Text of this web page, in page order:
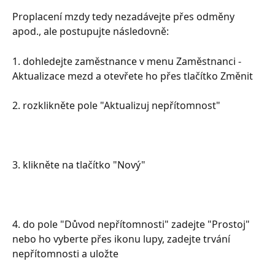
Proplacení mzdy tedy nezadávejte přes odměny
apod., ale postupujte následovně:
1. dohledejte zaměstnance v menu Zaměstnanci -
Aktualizace mezd a otevřete ho přes tlačítko Změnit
2. rozklikněte pole "Aktualizuj nepřítomnost"
3. klikněte na tlačítko "Nový"
4. do pole "Důvod nepřítomnosti" zadejte "Prostoj"
nebo ho vyberte přes ikonu lupy, zadejte trvání
nepřítomnosti a uložte